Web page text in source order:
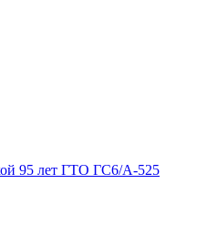
95 лет ГТО ГС6/А-525